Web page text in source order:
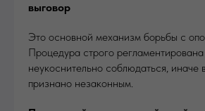
выговор
Это основной механизм борьбы с
Процедура строго
неукоснительно соблюдаться, иначе
признано незаконным.